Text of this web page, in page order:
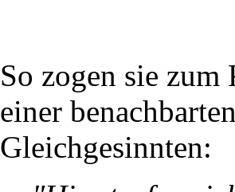
So zogen sie
einer
Gleichgesinnten: